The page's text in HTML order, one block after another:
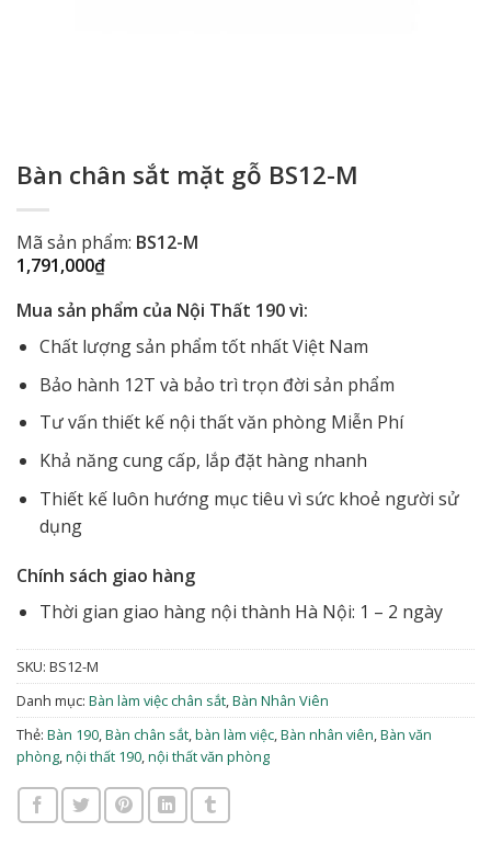
Bàn chân sắt mặt gỗ BS12-M
Mã sản phẩm: BS12-M
1,791,000₫
Mua sản phẩm của Nội Thất 190 vì:
Chất lượng sản phẩm tốt nhất Việt Nam
Bảo hành 12T và bảo trì trọn đời sản phẩm
Tư vấn thiết kế nội thất văn phòng Miễn Phí
Khả năng cung cấp, lắp đặt hàng nhanh
Thiết kế luôn hướng mục tiêu vì sức khoẻ người sử
dụng
Chính sách giao hàng
Thời gian giao hàng nội thành Hà Nội: 1 – 2 ngày
SKU: BS12-M
Danh mục: Bàn làm việc chân sắt,Bàn Nhân Viên
Thẻ: Bàn 190,Bàn chân sắt,bàn làm việc,Bàn nhân viên,Bàn văn
phòng,nội thất 190,nội thất văn phòng